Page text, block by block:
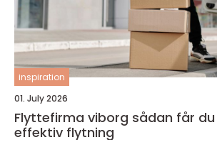
inspiration
01. July 2026
Flyttefirma viborg sådan får du en tryg og
effektiv flytning